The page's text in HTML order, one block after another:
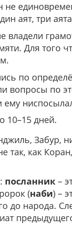
аят, три
владели
Для того
по
вопросы по
ему
10–15 дней.
Забур,
так, как
: посланник –
(наби) –
до народа.